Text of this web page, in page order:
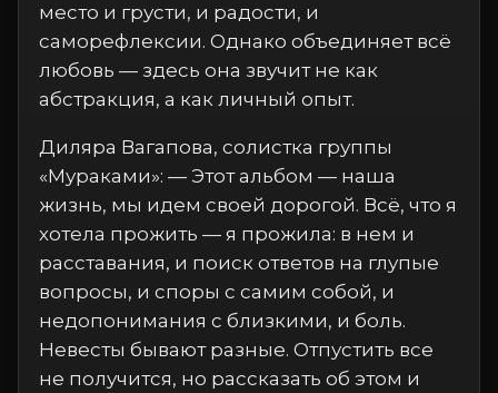
место и грусти, и радости, и
саморефлексии. Однако объединяет всё
любовь — здесь она звучит не как
абстракция, а как личный опыт.
Диляра Вагапова, солистка группы
«Мураками»: — Этот альбом — наша
жизнь, мы идем своей дорогой. Всё, что я
хотела прожить — я прожила: в нем и
расставания, и поиск ответов на глупые
вопросы, и споры с самим собой, и
недопонимания с близкими, и боль.
Невесты бывают разные. Отпустить все
не получится, но рассказать об этом и